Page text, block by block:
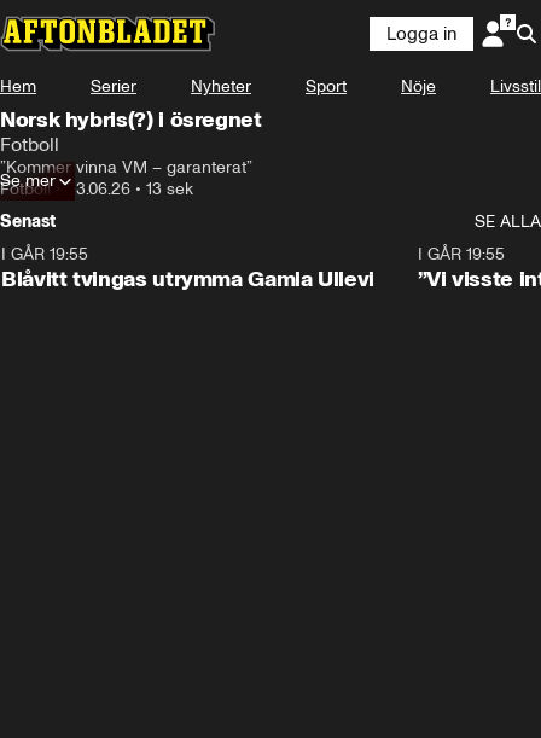
Logga in
Hem Serier Nyheter Sport Nöje Livsstil
Norsk hybris(?) i ösregnet
Fotboll
”Kommer vinna VM – garanterat”
Fotboll•23.06.26 • 13 sek
Se mer
Senast
SE ALLA
I GÅR 19:55
Blåvitt tvingas utrymma Gamla Ullevi
I GÅR 19:55
”Vi visste